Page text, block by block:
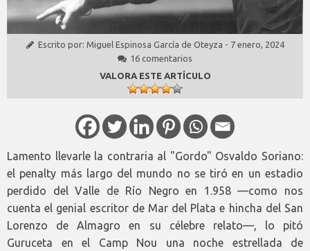
Escrito por: Miguel Espinosa García de Oteyza - 7 enero, 2024
16 comentarios
VALORA ESTE ARTÍCULO
Lamento llevarle la contraria al "Gordo" Osvaldo Soriano:
el penalty más largo del mundo no se tiró en un estadio
perdido del Valle de Río Negro en 1.958 —como nos
cuenta el genial escritor de Mar del Plata e hincha del San
Lorenzo de Almagro en su célebre relato—, lo pitó
Guruceta en el Camp Nou una noche estrellada de